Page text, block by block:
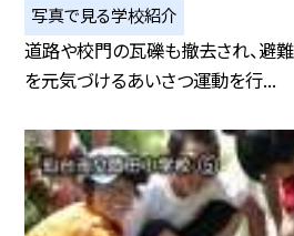
写真で見る学校紹介
道路や校門の瓦礫も撤去され、避
を元気づけるあいさつ運動を行...